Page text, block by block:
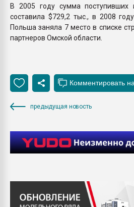
В 2005 году сумма поступивших
составила $729,2 тыс., в 2008
Польша заняла 7 место в списке
партнеров Омской области.
предыдущая новость